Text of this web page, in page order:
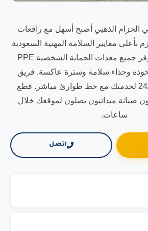
الحزام الذهبي أصبح أسهل مع رافعات
بأعلى معايير السلامة المهنية السعودية
والدولية OSHA ونوفر جميع معدات الحماية الشخصية PPE
وحذاء سلامة وسترة عاكسة. فريق
الدعم الفني متاح 24/7 لخدمتك مع خط طوارئ مباشر. قطع
صيانة ميدانيون يصلون لموقعك خلال
ساعات.
اتصل